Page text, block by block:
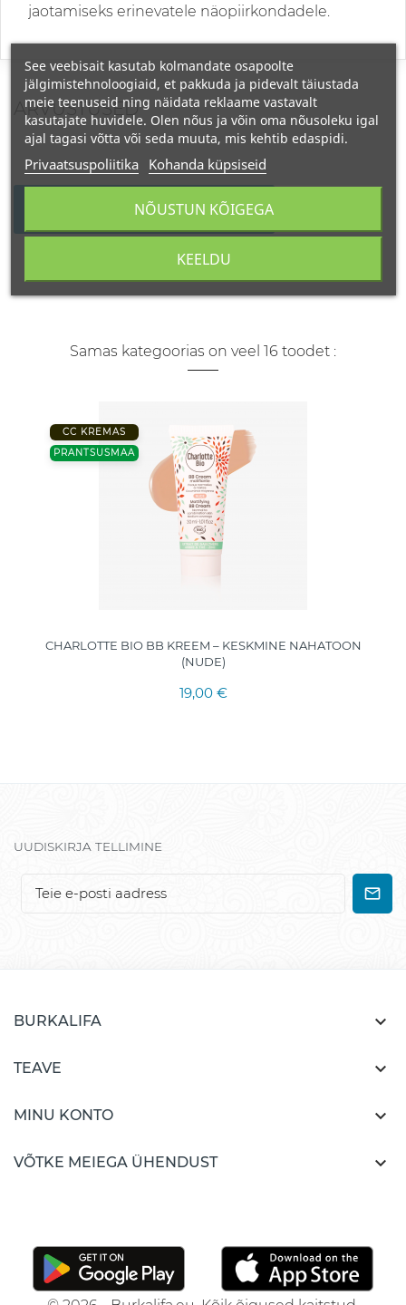
jaotamiseks erinevatele näopiirkondadele.
ARVUSTUSED
KIRJUTAGE OMA ARVUSTUS
Samas kategoorias on veel 16 toodet :
CC KREMAS
PRANTSUSMAA
CHARLOTTE BIO BB KREEM – KESKMINE NAHATOON
(NUDE)
19,00 €
UUDISKIRJA TELLIMINE
BURKALIFA 
TEAVE 
MINU KONTO 
VÕTKE MEIEGA ÜHENDUST 
See veebisait kasutab kolmandate osapoolte
jälgimistehnoloogiaid, et pakkuda ja pidevalt täiustada
meie teenuseid ning näidata reklaame vastavalt
kasutajate huvidele. Olen nõus ja võin oma nõusoleku igal
ajal tagasi võtta või seda muuta, mis kehtib edaspidi.
Privaatsuspoliitika Kohanda küpsiseid
KEELDU
NÕUSTUN KÕIGEGA